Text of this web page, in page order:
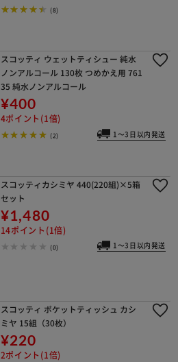
(8)
スコッティ ウェットティシュー 純水
ノンアルコール 130枚 つめかえ用 761
35 純水ノンアルコール
¥400
4ポイント(1倍)
(2) 1～3日以内発送
スコッティカシミヤ 440(220組)×5箱
セット
¥1,480
14ポイント(1倍)
(0) 1～3日以内発送
スコッティ ポケットティッシュ カシ
ミヤ 15組（30枚）
¥220
2ポイント(1倍)